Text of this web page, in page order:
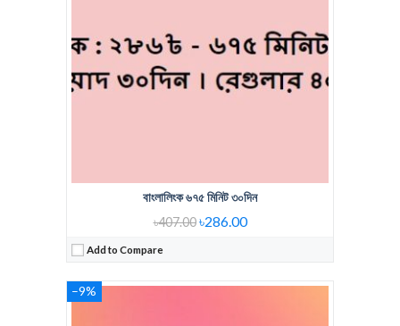
বাংলালিংক ৬৭৫ মিনিট ৩০দিন
৳407.00৳286.00
Add to Compare
–9%
Validity:30Days
View Details →
Regular Price:342 Tk
Voice Minute: